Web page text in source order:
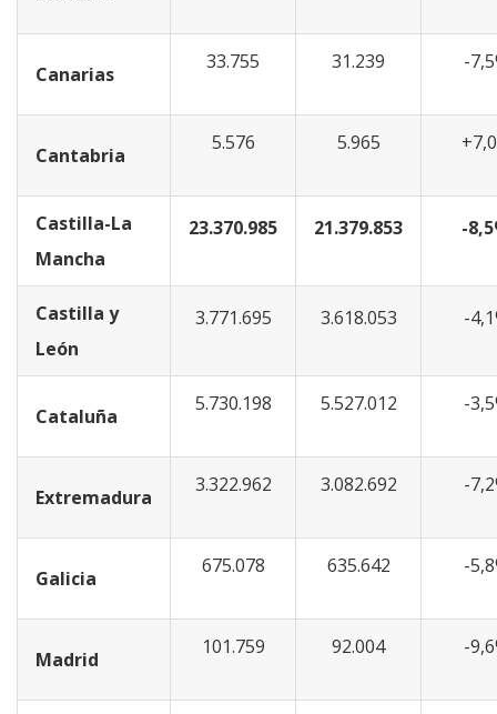
Canarias
33.755 31.239 -
Cantabria
5.576 5.965
Castilla-La
Mancha
23.370.985 21.379.853 -
Castilla y
León
3.771.695 3.618.053 -
Cataluña
5.730.198 5.527.012 -
Extremadura
3.322.962 3.082.692 -
Galicia
675.078 635.642 -
Madrid
101.759 92.004 -